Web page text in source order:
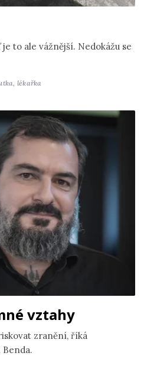
to ale vážnější. Nedokážu se
lékařka
vztahy
zranění, říká